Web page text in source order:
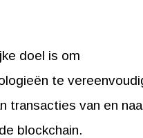
doel is om
te
transacties van en
blockchain.